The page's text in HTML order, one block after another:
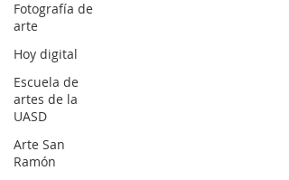
Fotografía de
arte
Hoy digital
Escuela de
artes de la
UASD
Arte San
Ramón